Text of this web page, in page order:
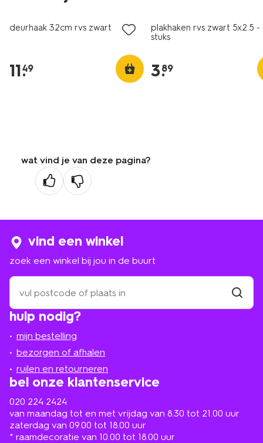
deurhaak 32cm rvs zwart
11.
49
plakhaken rvs zwart 5x2.5 -
stuks
3.
89
wat vind je van deze pagina?
hulp nodig?
mijn bestelling
bezorgen of afhalen
ruilen en retourneren
bel onze klantenservice
020 224 2424
van maandag tot en met vrijdag van 8.30 tot 21.00 uur
zaterdag van 09.00 tot 18.00 uur
* raamdecoratie van 10.00 tot 18.00 uur
vind een winkel
zoek een winkel bij jou in de buurt
zoek
een
winkel
bij
in
de
buurt